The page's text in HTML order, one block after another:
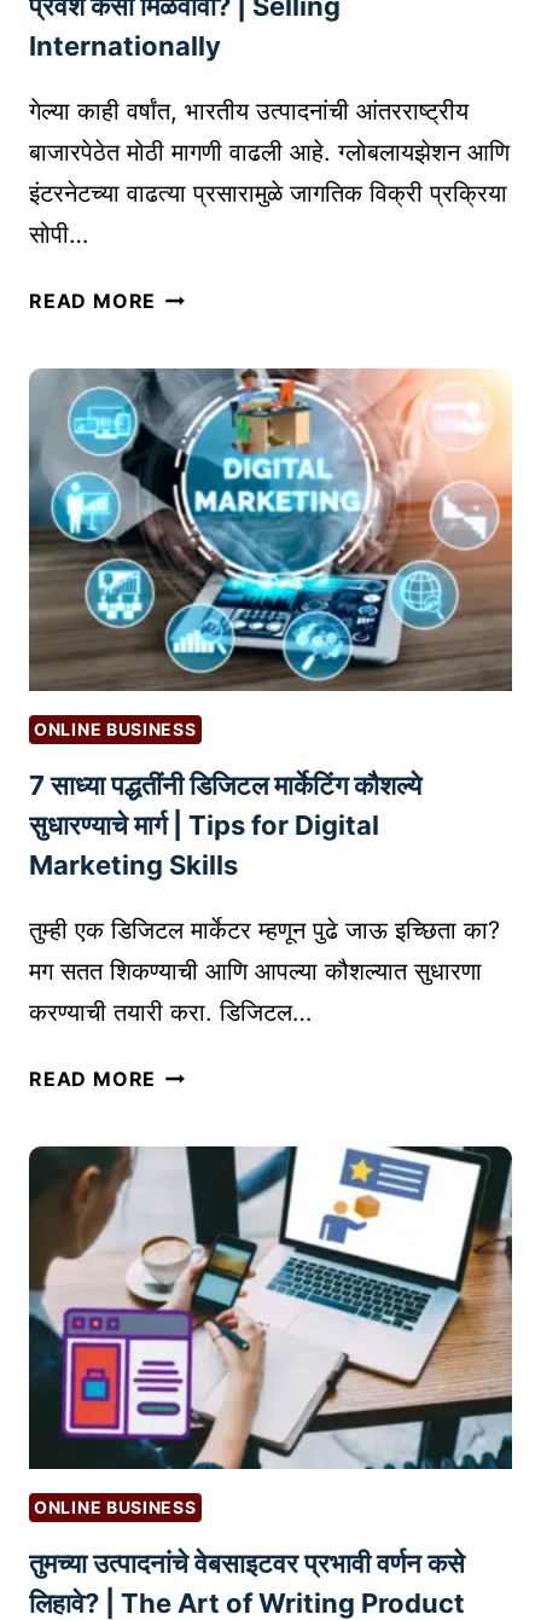
R
P
E
N
R
G
चा
ई
-
कॉ
ढ
ता
वा
र
:
भ
वि
ष्या
चा
वे
ध
प्रवेश कसा मिळवावा? | Selling
Internationally
गेल्या काही वर्षांत, भारतीय उत्पादनांची आंतरराष्ट्रीय
बाजारपेठेत मोठी मागणी वाढली आहे. ग्लोबलायझेशन आणि
इंटरनेटच्या वाढत्या प्रसारामुळे जागतिक विक्री प्रक्रिया
सोपी…
READ MORE
म
र्स
प्लॅ
ट
फॉ
र्म्स
द्वा
आं
त
र
रा
ष्ट्री
य
जा
पे
ठे
त
वे
क
ळ
वा
वा
?
|
S
E
L
L
N
G
ONLINE BUSINESS
7 साध्या पद्धतींनी डिजिटल मार्केटिंग कौशल्ये
सुधारण्याचे मार्ग | Tips for Digital
Marketing Skills
तुम्ही एक डिजिटल मार्केटर म्हणून पुढे जाऊ इच्छिता का?
मग सतत शिकण्याची आणि आपल्या कौशल्यात सुधारणा
करण्याची तयारी करा. डिजिटल…
READ MORE 7
तीं
नी
डि
जि
ट
ल
मा
र्के
टिं
ग
कौ
श
ONLINE BUSINESS
तुमच्या उत्पादनांचे वेबसाइटवर प्रभावी वर्णन कसे
लिहावे? | The Art of Writing Product